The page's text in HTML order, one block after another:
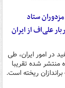
ستاد
علی‌اف از ایران
در امور ایران، طی
شده تقریبا
ریخته است.